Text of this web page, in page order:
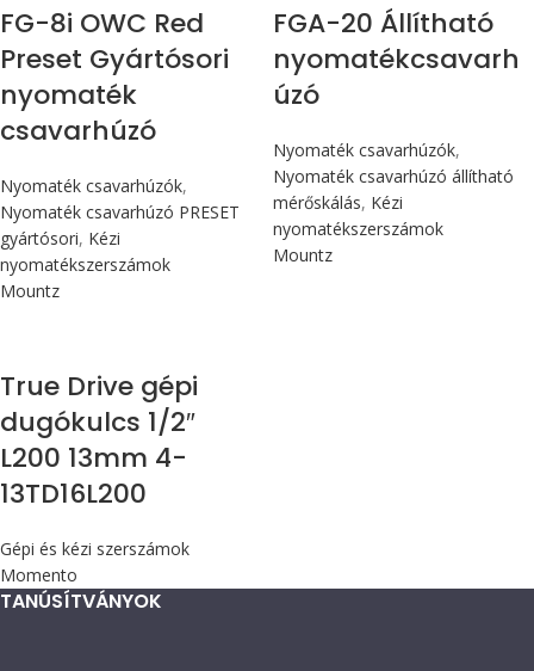
FG-8i OWC Red
Preset Gyártósori
nyomaték
csavarhúzó
Nyomaték csavarhúzók,
Nyomaték csavarhúzó PRESET
gyártósori, Kézi
nyomatékszerszámok
Mountz
FGA-20 Állítható
nyomatékcsavarh
úzó
Nyomaték csavarhúzók,
Nyomaték csavarhúzó állítható
mérőskálás, Kézi
nyomatékszerszámok
Mountz
True Drive gépi
dugókulcs 1/2″
L200 13mm 4-
13TD16L200
Gépi és kézi szerszámok
Momento
TANÚSÍTVÁNYOK